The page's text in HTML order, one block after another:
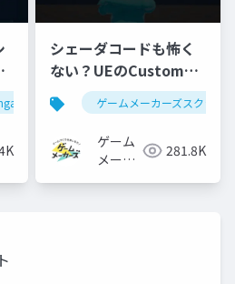
シェーダコードも怖く
ない？UEのCustomノ
ードで学ぶHLSL入門
ゲームメーカーズスクラン
ゲーム
メーカ
281.8K